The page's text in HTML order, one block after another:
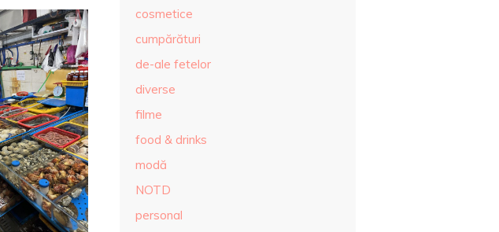
cosmetice
cumpărături
de-ale fetelor
diverse
filme
food & drinks
modă
NOTD
personal